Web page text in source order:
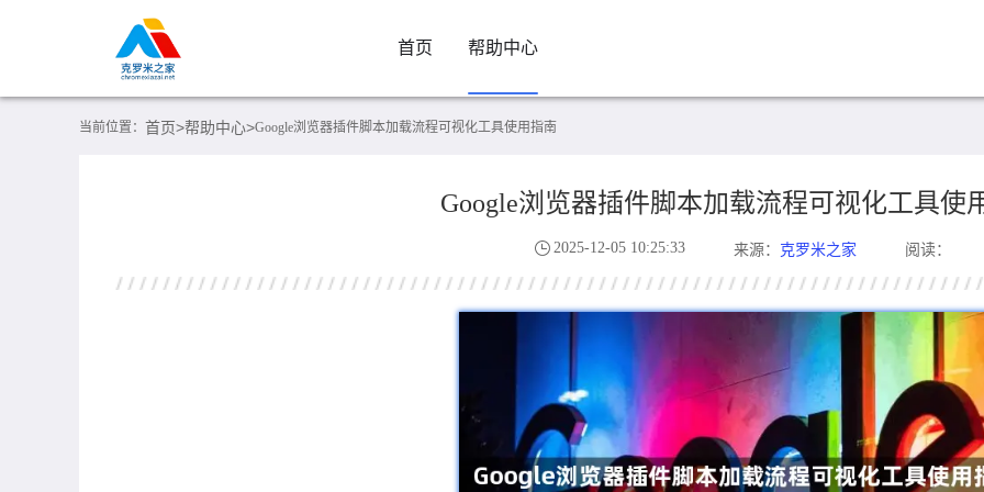
首页 帮助中心
当前位置： 首页>帮助中心>Google浏览器插件脚本加载流程可视化工具使用指南
Google浏览器插件脚本加载流程可视化工具使
2025-12-05 10:25:33 来源： 克罗米之家 阅读：